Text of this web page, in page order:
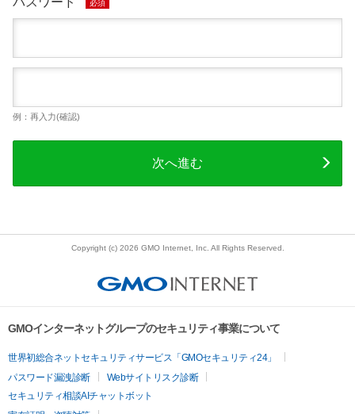
必須
例：再入力(確認)
次へ進む
Copyright (c) 2026 GMO Internet, Inc. All Rights Reserved.
GMOインターネットグループのセキュリティ事業について
世界初総合ネットセキュリティサービス「GMOセキュリティ24」
パスワード漏洩診断
Webサイトリスク診断
セキュリティ相談AIチャットボット